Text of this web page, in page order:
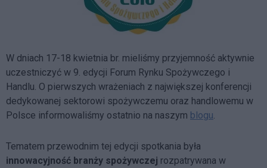
W dniach 17-18 kwietnia br. mieliśmy przyjemność aktywnie
uczestniczyć w 9. edycji Forum Rynku Spożywczego i
Handlu. O pierwszych wrażeniach z największej konferencji
dedykowanej sektorowi spożywczemu oraz handlowemu w
Polsce informowaliśmy ostatnio na naszym blogu
Tematem przewodnim tej edycji spotkania była
innowacyjność branży spożywczej rozpatrywana w